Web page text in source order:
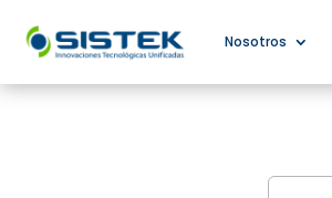
Nosotros